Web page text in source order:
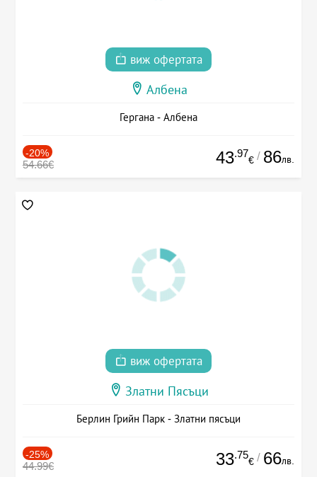
виж офертата
Албена
Гергана - Албена
-20%
54.66€ 43.97
€ / 86лв.
виж офертата
Златни Пясъци
Берлин Грийн Парк - Златни пясъци
-25%
44.99€ 33.75
€ / 66лв.